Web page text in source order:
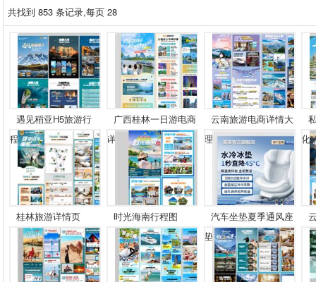
共找到 853 条记录,每页 28
遇见稻亚H5旅游行
程...
广西桂林一日游电商
详...
云南旅游电商详情大
理...
化
桂林旅游详情页 时光海南行程图
汽车坐垫夏季通风座
垫...